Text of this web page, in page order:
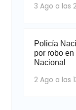
3 Ago a las
Policía
por robo
Nacional
2 Ago a las